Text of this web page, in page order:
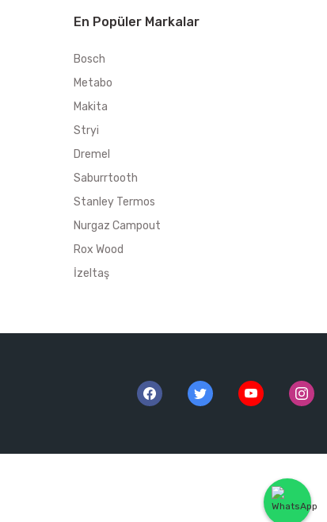
En Popüler Markalar
Bosch
Metabo
Makita
Stryi
Dremel
Saburrtooth
Stanley Termos
Nurgaz Campout
Rox Wood
İzeltaş